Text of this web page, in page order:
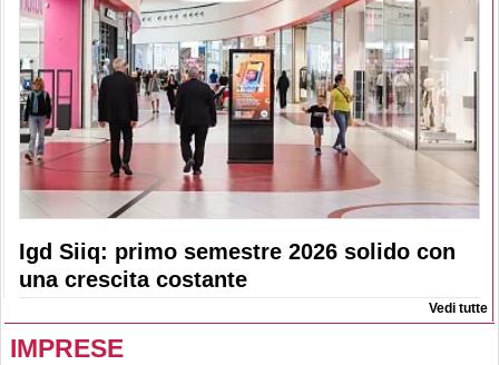
Igd Siiq: primo semestre 2026 solido con
una crescita costante
Vedi tutte
IMPRESE